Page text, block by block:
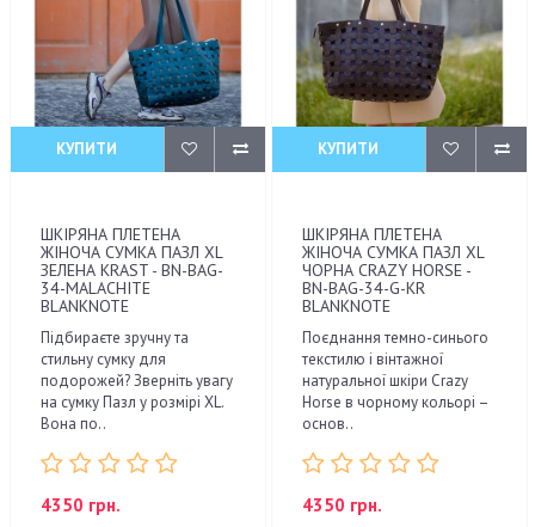
КУПИТИ
ШКІРЯНА ПЛЕТЕНА
ЖІНОЧА СУМКА ПАЗЛ XL
ЗЕЛЕНА KRAST - BN-BAG-
34-MALACHITE
BLANKNOTE
Підбираєте зручну та
стильну сумку для
подорожей? Зверніть увагу
на сумку Пазл у розмірі XL.
Вона по..
4350 грн.
КУПИТИ
ШКІРЯНА ПЛЕТЕНА
ЖІНОЧА СУМКА ПАЗЛ XL
ЧОРНА CRAZY HORSE -
BN-BAG-34-G-KR
BLANKNOTE
Поєднання темно-синього
текстилю і вінтажної
натуральної шкіри Crazy
Horse в чорному кольорі –
основ..
4350 грн.